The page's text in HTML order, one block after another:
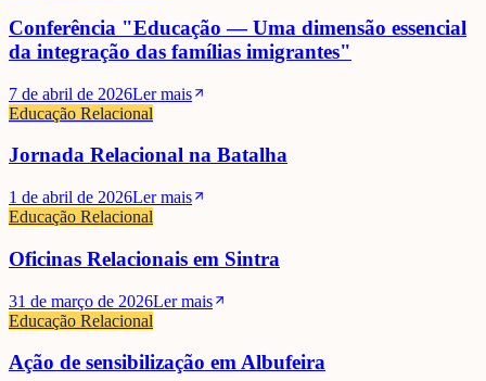
Conferência "Educação — Uma dimensão essencial
da integração das famílias imigrantes"
7 de abril de 2026Ler mais
Educação Relacional
Jornada Relacional na Batalha
1 de abril de 2026Ler mais
Educação Relacional
Oficinas Relacionais em Sintra
31 de março de 2026Ler mais
Educação Relacional
Ação de sensibilização em Albufeira